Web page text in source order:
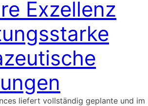
Exzellenz
liefert vollständig geplante und im